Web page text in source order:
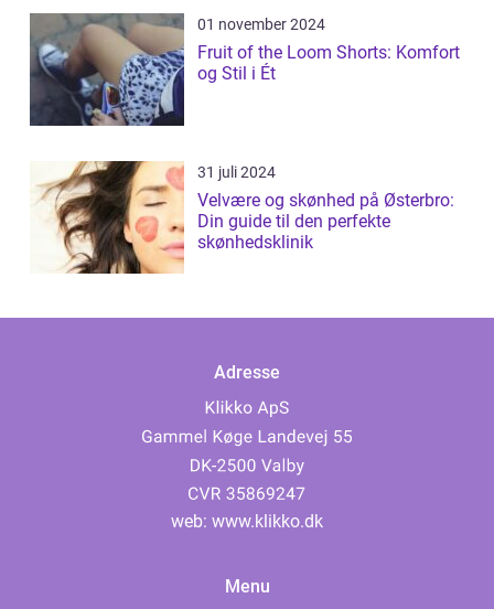
01 november 2024
Fruit of the Loom Shorts: Komfort
og Stil i Ét
31 juli 2024
Velvære og skønhed på Østerbro:
Din guide til den perfekte
skønhedsklinik
Adresse
web: www.klikko.dk
Menu